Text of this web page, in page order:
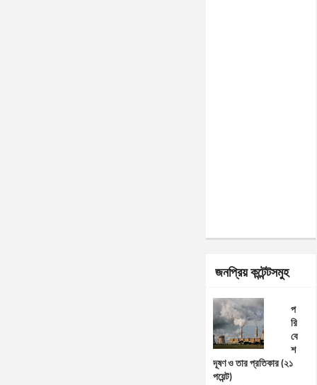
জনপ্রিয় কন্টেন্টসমুহ
প
রি
বে
শ
দূষণ ও তার প্রতিকার (২১
পয়েন্ট)